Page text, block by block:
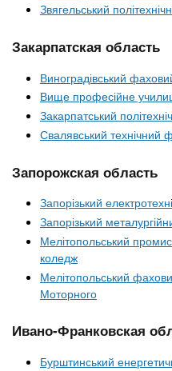
Звягельський
Закарпатская область
Виноградівський
Вище професійне
Закарпатський
Свалявський
Запорожская область
Запорізький
Запорізький
Мелітопольський
коледж
Мелітопольський
Моторного
Ивано-Франковская
Бурштинський